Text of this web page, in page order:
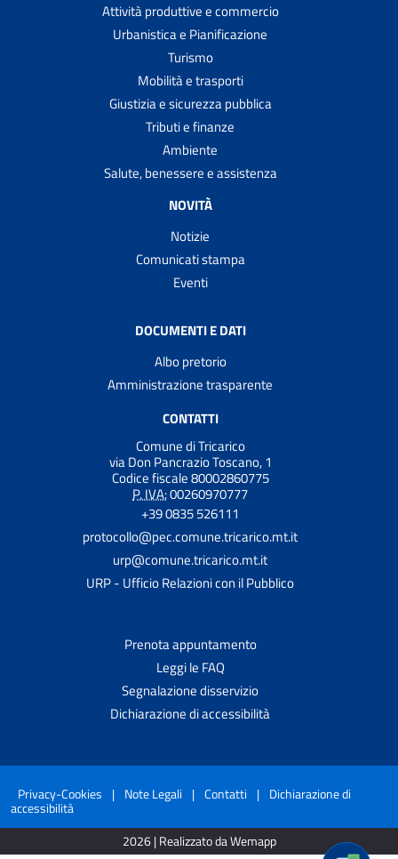
Attività produttive e commercio
Urbanistica e Pianificazione
Turismo
Mobilità e trasporti
Giustizia e sicurezza pubblica
Tributi e finanze
Ambiente
Salute, benessere e assistenza
NOVITÀ
Notizie
Comunicati stampa
Eventi
DOCUMENTI E DATI
Albo pretorio
Amministrazione trasparente
CONTATTI
Comune di Tricarico
via Don Pancrazio Toscano, 1
Codice fiscale 80002860775
P. IVA:00260970777
+39 0835 526111
protocollo@pec.comune.tricarico.mt.it
urp@comune.tricarico.mt.it
URP - Ufficio Relazioni con il Pubblico
Prenota appuntamento
Leggi le FAQ
Segnalazione disservizio
Dichiarazione di accessibilità
Privacy-Cookies | Note Legali | Contatti | Dichiarazione di
accessibilità
2026 | Realizzato da Wemapp